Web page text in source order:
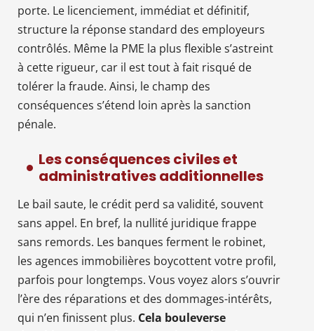
porte. Le licenciement, immédiat et définitif,
structure la réponse standard des employeurs
contrôlés. Même la PME la plus flexible s’astreint
à cette rigueur, car il est tout à fait risqué de
tolérer la fraude. Ainsi, le champ des
conséquences s’étend loin après la sanction
pénale.
Les conséquences civiles et
administratives additionnelles
Le bail saute, le crédit perd sa validité, souvent
sans appel. En bref, la nullité juridique frappe
sans remords. Les banques ferment le robinet,
les agences immobilières boycottent votre profil,
parfois pour longtemps. Vous voyez alors s’ouvrir
l’ère des réparations et des dommages-intérêts,
qui n’en finissent plus. Cela bouleverse